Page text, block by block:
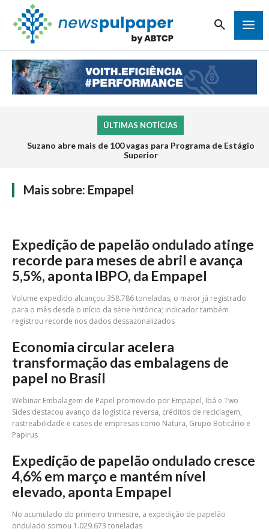
ÚLTIMAS NOTÍCIAS
Suzano abre mais de 100 vagas para Programa de Estágio
Superior
Mais sobre: Empapel
Expedição de papelão ondulado atinge
recorde para meses de abril e avança
5,5%, aponta IBPO, da Empapel
Volume expedido alcançou 358.786 toneladas, o maior já registrado
para o mês desde o início da série histórica; indicador também
registrou recorde nos dados dessazonalizados
Economia circular acelera
transformação das embalagens de
papel no Brasil
Webinar Embalagem de Papel promovido por Empapel, Ibá e Two
Sides destacou avanço da logística reversa, créditos de reciclagem,
rastreabilidade e cases de empresas como Natura, Grupo Boticário e
Papirus
Expedição de papelão ondulado cresce
4,6% em março e mantém nível
elevado, aponta Empapel
No acumulado do primeiro trimestre, a expedição de papelão
ondulado somou 1.029.673 toneladas